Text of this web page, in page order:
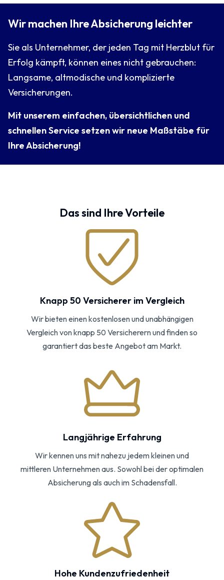
Wir machen Ihre Absicherung leichter
Sie als Unternehmer, der jeden Tag mit Herzblut für
Erfolg kämpft, können eines nicht gebrauchen:
Langsame, altmodische und komplizierte
Versicherungen.
Mit unserem einfachen, übersichtlichen und
schnellen Service setzen wir neue Maßstäbe für
Ihre Absicherung!
Das sind Ihre Vorteile
Knapp 50 Versicherer im Vergleich
Wir bieten einen kostenlosen und unabhängigen
Vergleich von knapp 50 Versicherern und finden so
garantiert das beste Angebot am Markt.
Langjährige Erfahrung
Wir kennen uns mit nahezu jedem kleinen und
mittleren Unternehmen aus. Sowohl bei der optimalen
Absicherung als auch im Schadensfall.
Hohe Kundenzufriedenheit